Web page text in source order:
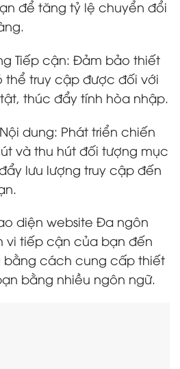
để tăng tỷ lệ chuyển đổi
Tiếp cận: Đảm bảo thiết
truy cập được đối với
thúc đẩy tính hòa nhập.
dung: Phát triển chiến
và thu hút đối tượng mục
lưu lượng truy cập đến
diện website Đa ngôn
vi tiếp cận của bạn đến
cách cung cấp thiết
bằng nhiều ngôn ngữ.